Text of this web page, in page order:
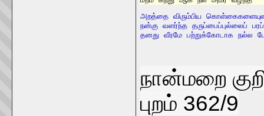
அறத்தை விரும்பிய
நன்கு வளர்ந்த தருப்பைப்புல்லைப்
தனது வீரமே பற்றுக்கோடாக நல்ல
நான்மறை
புறம் 362/9